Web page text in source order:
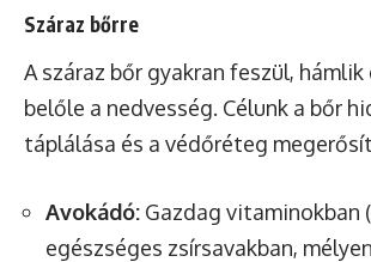
Száraz bőrre
A száraz bőr gyakran feszül, hámlik
belőle a nedvesség. Célunk a bőr
táplálása és a védőréteg
Avokádó: Gazdag vitaminokban
egészséges zsírsavakban,